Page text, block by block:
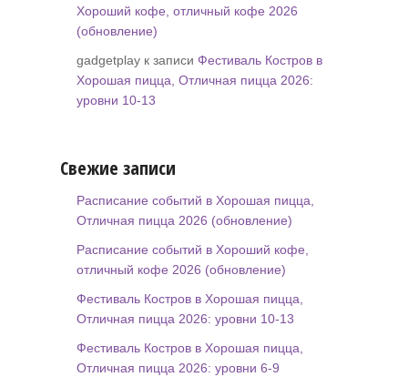
Хороший кофе, отличный кофе 2026
(обновление)
gadgetplay к записи Фестиваль Костров в
Хорошая пицца, Отличная пицца 2026:
уровни 10-13
Свежие записи
Расписание событий в Хорошая пицца,
Отличная пицца 2026 (обновление)
Расписание событий в Хороший кофе,
отличный кофе 2026 (обновление)
Фестиваль Костров в Хорошая пицца,
Отличная пицца 2026: уровни 10-13
Фестиваль Костров в Хорошая пицца,
Отличная пицца 2026: уровни 6-9